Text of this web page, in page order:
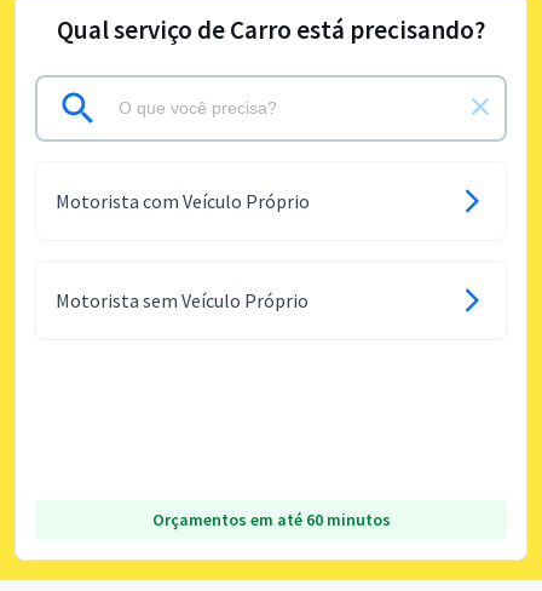
Qual serviço de Carro está precisando?
Motorista com Veículo Próprio
Motorista sem Veículo Próprio
Orçamentos em até 60 minutos